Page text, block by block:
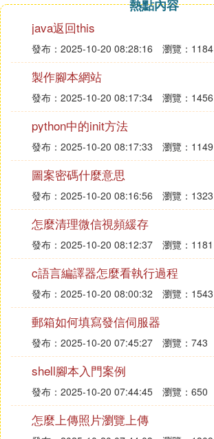
熱點內容
java返回this
發布：2025-10-20 08:28:16 瀏覽：1184
製作腳本網站
發布：2025-10-20 08:17:34 瀏覽：1456
python中的init方法
發布：2025-10-20 08:17:33 瀏覽：1149
圖案密碼什麼意思
發布：2025-10-20 08:16:56 瀏覽：1323
怎麼清理微信視頻緩存
發布：2025-10-20 08:12:37 瀏覽：1181
c語言編譯器怎麼看執行過程
發布：2025-10-20 08:00:32 瀏覽：1543
郵箱如何填寫發信伺服器
發布：2025-10-20 07:45:27 瀏覽：743
shell腳本入門案例
發布：2025-10-20 07:44:45 瀏覽：650
怎麼上傳照片瀏覽上傳